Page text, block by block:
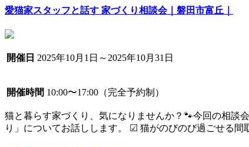
愛猫家スタッフと話す 家づくり相談会｜磐田市富丘｜
開催日 2025年10月1日～2025年10月31日
開催時間 10:00〜17:00（完全予約制）
猫と暮らす家づくり、気になりませんか？🐾今回の相談
り」についてお話しします。 ☑ 猫がのびのび過ごせる